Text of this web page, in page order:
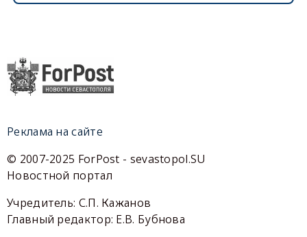
Реклама на сайте
© 2007-2025 ForPost - sevastopol.SU
Новостной портал
Учредитель: С.П. Кажанов
Главный редактор: Е.В. Бубнова